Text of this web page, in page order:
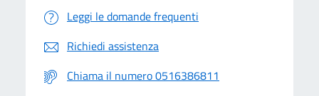
Leggi le domande frequenti
Richiedi assistenza
Chiama il numero 0516386811